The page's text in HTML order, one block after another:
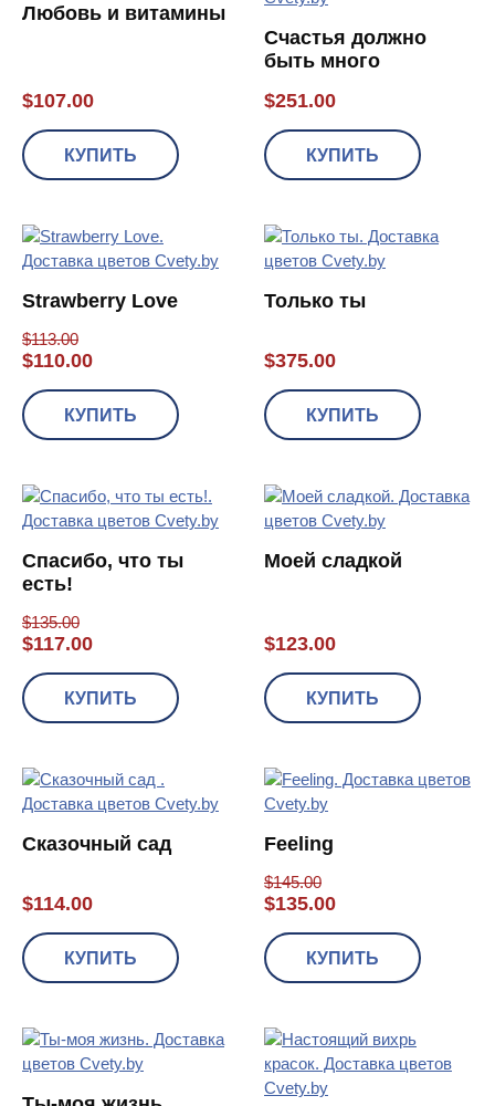
Любовь и витамины
$107.00
КУПИТЬ
Счастья должно
быть много
$251.00
КУПИТЬ
Strawberry Love
$113.00
$110.00
КУПИТЬ
Только ты
$375.00
КУПИТЬ
Спасибо, что ты
есть!
$135.00
$117.00
КУПИТЬ
Моей сладкой
$123.00
КУПИТЬ
Сказочный сад
$114.00
КУПИТЬ
Feeling
$145.00
$135.00
КУПИТЬ